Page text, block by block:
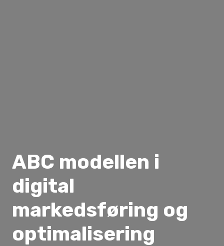
ABC modellen i
digital
markedsføring og
optimalisering